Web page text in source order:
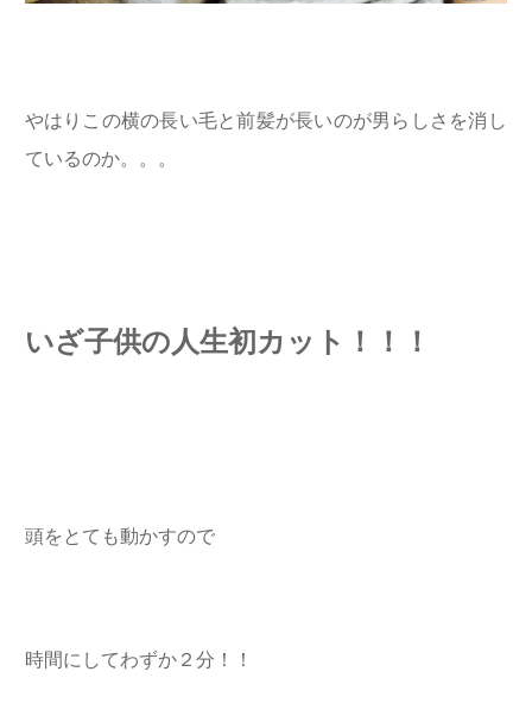
やはりこの横の長い毛と前髪が長いのが男らしさを消し
ているのか。。。
いざ子供の人生初カット！！！
頭をとても動かすので
時間にしてわずか２分！！